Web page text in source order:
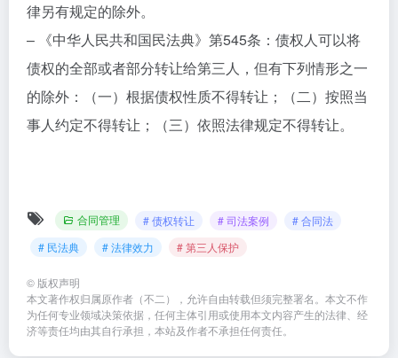
律另有规定的除外。
– 《中华人民共和国民法典》第545条：债权人可以将
债权的全部或者部分转让给第三人，但有下列情形之一
的除外：（一）根据债权性质不得转让；（二）按照当
事人约定不得转让；（三）依照法律规定不得转让。
合同管理 # 债权转让 # 司法案例
# 合同法
# 民法典
# 法律效力 # 第三人保护
© 版权声明
本文著作权归属原作者（不二），允许自由转载但须完整署名。本文不作
为任何专业领域决策依据，任何主体引用或使用本文内容产生的法律、经
济等责任均由其自行承担，本站及作者不承担任何责任。